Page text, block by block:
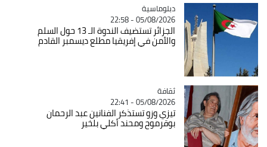
Catégorie
دبلوماسية
05/08/2026 - 22:58
الجزائر تستضيف الندوة الـ 13 حول السلم
والأمن في إفريقيا مطلع ديسمبر القادم
Catégorie
ثقافة
05/08/2026 - 22:41
تيزي وزو تستذكر الفنانين عبد الرحمان
بوقرموح ومحند أكلي بلخير